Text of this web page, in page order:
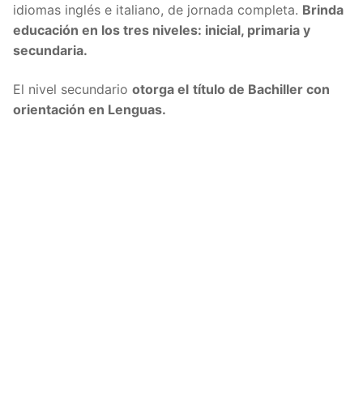
idiomas inglés e italiano, de jornada completa. Brinda
educación en los tres niveles: inicial, primaria y
secundaria.
El nivel secundario otorga el título de Bachiller con
orientación en Lenguas.